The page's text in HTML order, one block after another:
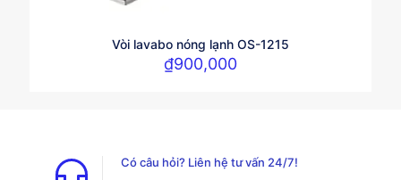
Vòi lavabo nóng lạnh OS-1215
₫900,000
Có câu hỏi? Liên hệ tư vấn 24/7!